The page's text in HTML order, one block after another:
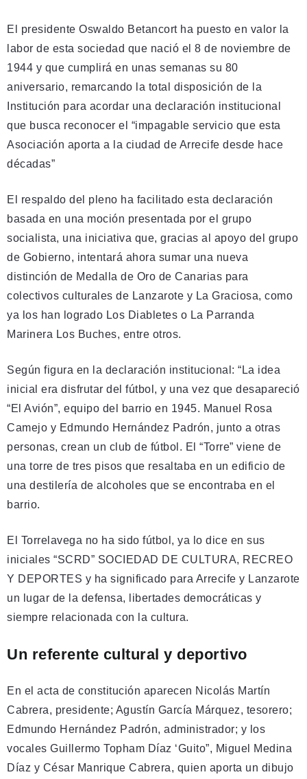
El presidente Oswaldo Betancort ha puesto en valor la
labor de esta sociedad que nació el 8 de noviembre de
1944 y que cumplirá en unas semanas su 80
aniversario, remarcando la total disposición de la
Institución para acordar una declaración institucional
que busca reconocer el “impagable servicio que esta
Asociación aporta a la ciudad de Arrecife desde hace
décadas”
El respaldo del pleno ha facilitado esta declaración
basada en una moción presentada por el grupo
socialista, una iniciativa que, gracias al apoyo del grupo
de Gobierno, intentará ahora sumar una nueva
distinción de Medalla de Oro de Canarias para
colectivos culturales de Lanzarote y La Graciosa, como
ya los han logrado Los Diabletes o La Parranda
Marinera Los Buches, entre otros.
Según figura en la declaración institucional: “La idea
inicial era disfrutar del fútbol, y una vez que desapareció
“El Avión”, equipo del barrio en 1945. Manuel Rosa
Camejo y Edmundo Hernández Padrón, junto a otras
personas, crean un club de fútbol. El “Torre” viene de
una torre de tres pisos que resaltaba en un edificio de
una destilería de alcoholes que se encontraba en el
barrio.
El Torrelavega no ha sido fútbol, ya lo dice en sus
iniciales “SCRD” SOCIEDAD DE CULTURA, RECREO
Y DEPORTES y ha significado para Arrecife y Lanzarote
un lugar de la defensa, libertades democráticas y
siempre relacionada con la cultura.
Un referente cultural y deportivo
En el acta de constitución aparecen Nicolás Martín
Cabrera, presidente; Agustín García Márquez, tesorero;
Edmundo Hernández Padrón, administrador; y los
vocales Guillermo Topham Díaz ‘Guito”, Miguel Medina
Díaz y César Manrique Cabrera, quien aporta un dibujo